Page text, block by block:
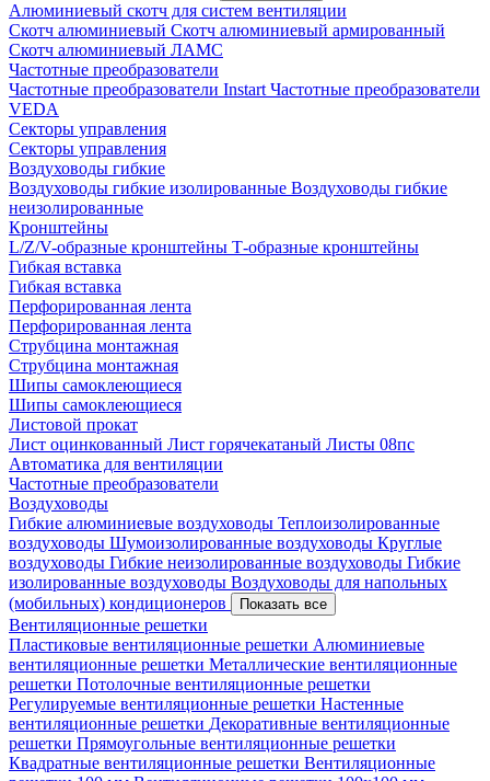
Алюминиевый скотч для систем вентиляции
Скотч алюминиевый Скотч алюминиевый армированный
Скотч алюминиевый ЛАМС
Частотные преобразователи
Частотные преобразователи Instart Частотные преобразователи
VEDA
Секторы управления
Секторы управления
Воздуховоды гибкие
Воздуховоды гибкие изолированные Воздуховоды гибкие
неизолированные
Кронштейны
L/Z/V-образные кронштейны Т-образные кронштейны
Гибкая вставка
Гибкая вставка
Перфорированная лента
Перфорированная лента
Струбцина монтажная
Струбцина монтажная
Шипы самоклеющиеся
Шипы самоклеющиеся
Листовой прокат
Лист оцинкованный Лист горячекатаный Листы 08пс
Автоматика для вентиляции
Частотные преобразователи
Воздуховоды
Гибкие алюминиевые воздуховоды Теплоизолированные
воздуховоды Шумоизолированные воздуховоды Круглые
воздуховоды Гибкие неизолированные воздуховоды Гибкие
изолированные воздуховоды Воздуховоды для напольных
(мобильных) кондиционеров
Показать все
Вентиляционные решетки
Пластиковые вентиляционные решетки Алюминиевые
вентиляционные решетки Металлические вентиляционные
решетки Потолочные вентиляционные решетки
Регулируемые вентиляционные решетки Настенные
вентиляционные решетки Декоративные вентиляционные
решетки Прямоугольные вентиляционные решетки
Квадратные вентиляционные решетки Вентиляционные